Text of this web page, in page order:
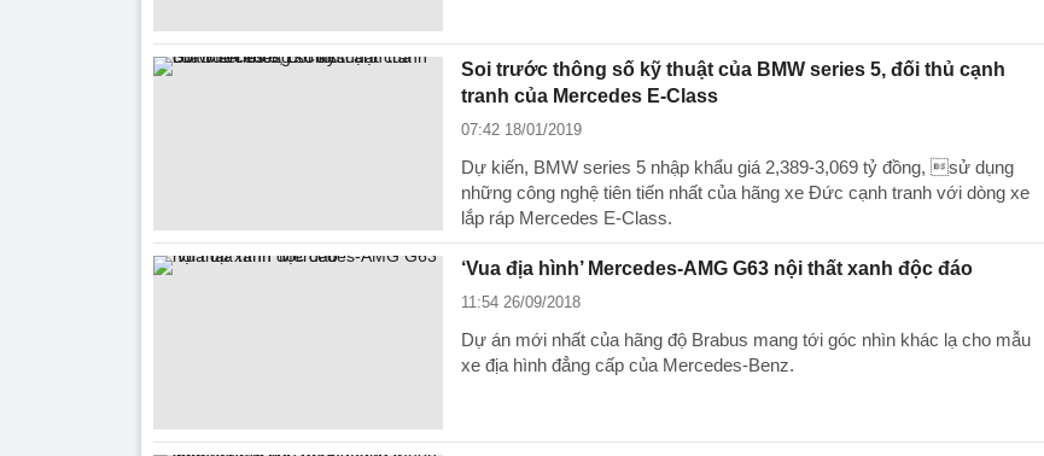
Soi trước thông số kỹ thuật của BMW series 5, đối thủ cạnh
tranh của Mercedes E-Class
07:42 18/01/2019
Dự kiến, BMW series 5 nhập khẩu giá 2,389-3,069 tỷ đồng, sử dụng
những công nghệ tiên tiến nhất của hãng xe Đức cạnh tranh với dòng xe
lắp ráp Mercedes E-Class.
‘Vua địa hình’ Mercedes-AMG G63 nội thất xanh độc đáo
11:54 26/09/2018
Dự án mới nhất của hãng độ Brabus mang tới góc nhìn khác lạ cho mẫu
xe địa hình đẳng cấp của Mercedes-Benz.